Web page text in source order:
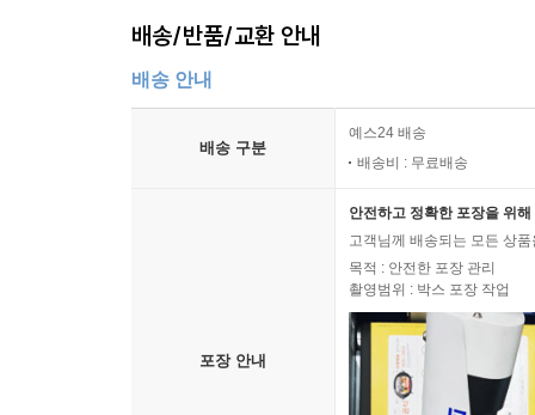
배송/반품/교환 안내
배송 안내
배송 구분
예스24 배송
배송비 : 무료배송
포장 안내
안전하고 정확한 포장을 위
고객님께 배송되는 모든 상
목적 : 안전한 포장 관리
촬영범위 : 박스 포장 작업